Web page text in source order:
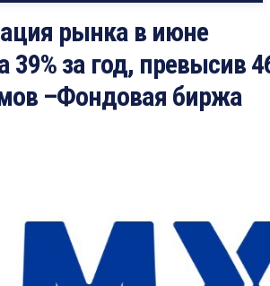
рынка в июне
39% за год, превысив
–Фондовая биржа